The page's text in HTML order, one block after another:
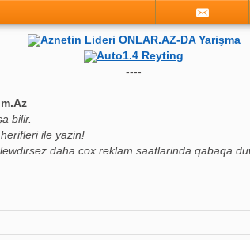
Aznetin Lideri ONLAR.AZ-DA Yarişma
Auto1.4 Reyting
----
bilir.
ile yazin!
daha cox reklam saatlarinda qabaqa